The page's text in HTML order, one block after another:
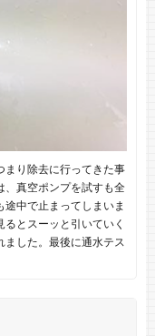
まり除去に行ってきた事
、真空ポンプを試すも全
途中で止まってしまいま
とスーッと引いていく
ました。最後に通水テス